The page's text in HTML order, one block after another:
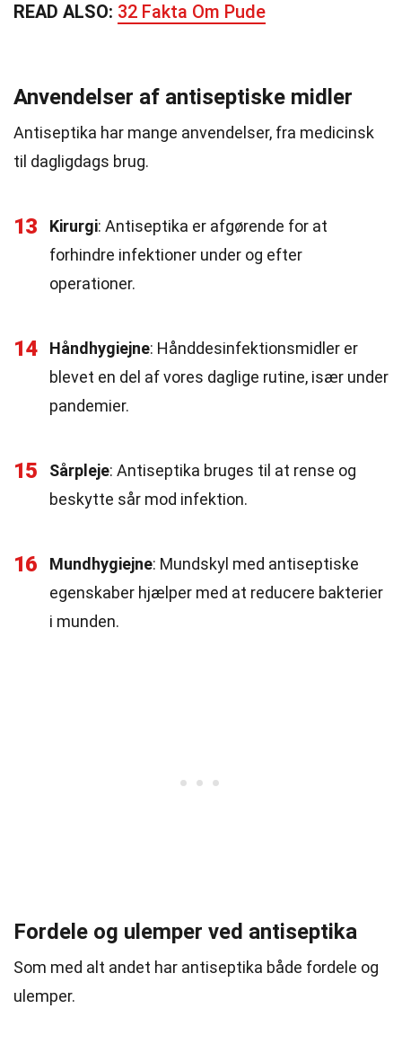
READ ALSO: 32 Fakta Om Pude
Anvendelser af antiseptiske midler
Antiseptika har mange anvendelser, fra medicinsk
til dagligdags brug.
13 Kirurgi: Antiseptika er afgørende for at
forhindre infektioner under og efter
operationer.
14 Håndhygiejne: Hånddesinfektionsmidler er
blevet en del af vores daglige rutine, især under
pandemier.
15 Sårpleje: Antiseptika bruges til at rense og
beskytte sår mod infektion.
16 Mundhygiejne: Mundskyl med antiseptiske
egenskaber hjælper med at reducere bakterier
i munden.
Fordele og ulemper ved antiseptika
Som med alt andet har antiseptika både fordele og
ulemper.